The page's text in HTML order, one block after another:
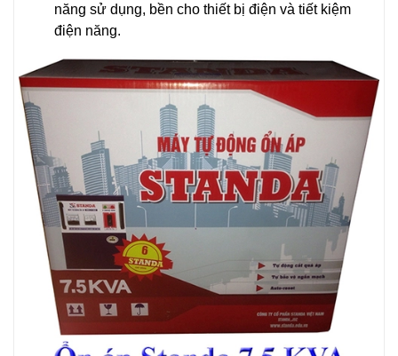
năng sử dụng, bền cho thiết bị điện và tiết kiệm
điện năng.